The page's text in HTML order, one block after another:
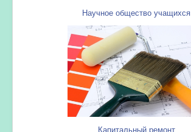
Научное общество учащихся
Капитальный ремонт